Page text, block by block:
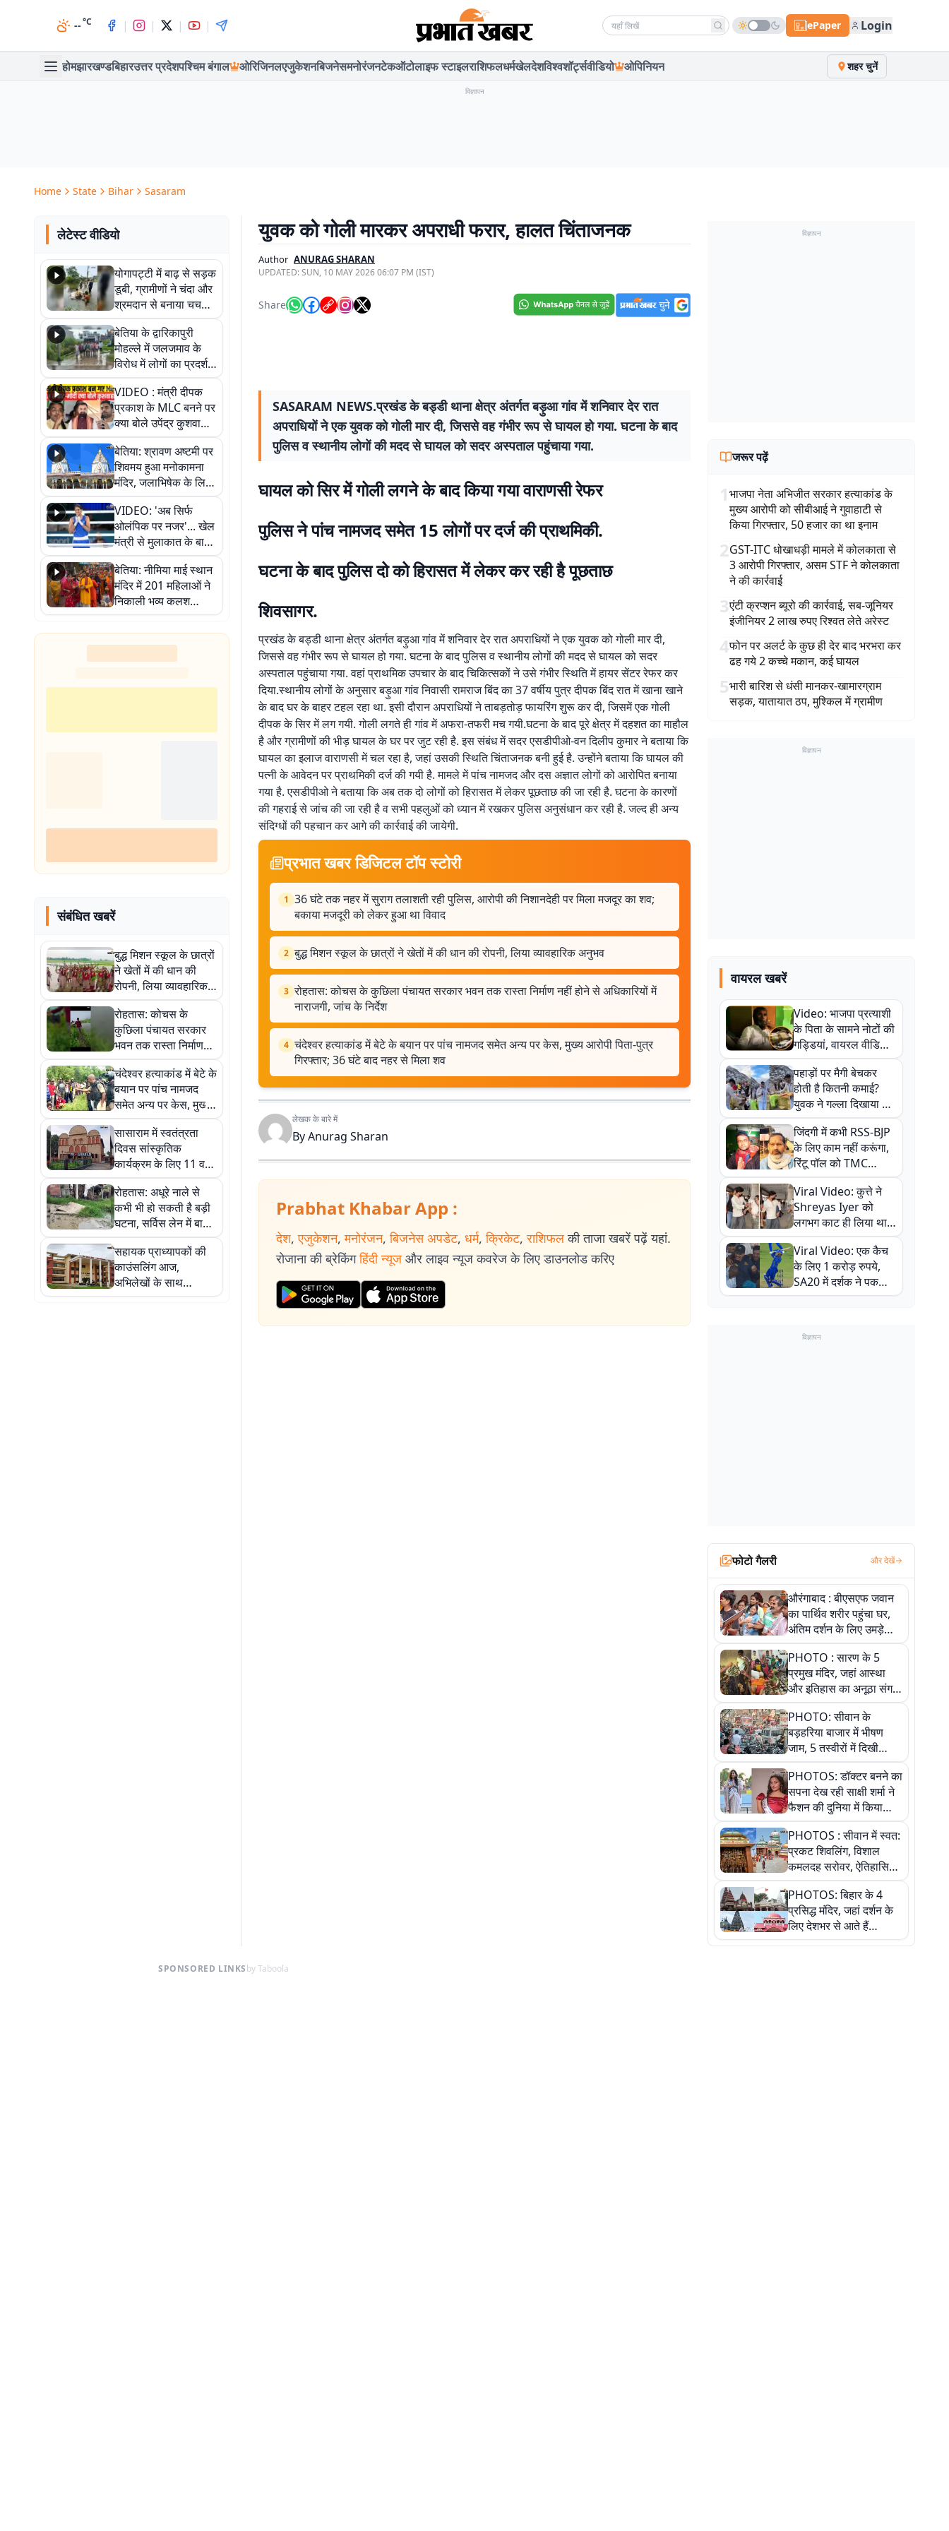
--°C | | | | Search news ePaper Login
होमझारखण्डबिहारउत्तर प्रदेशपश्चिम बंगाल ओरिजिनलएजुकेशनबिजनेसमनोरंजनटेकऑटोलाइफ स्टाइलराशिफलधर्मखेलदेशविश्वशॉर्ट्सवीडियो ओपिनियन शहर चुनें
विज्ञापन
Home State Bihar Sasaram
लेटेस्ट वीडियो
योगापट्टी में बाढ़ से सड़क
डूबी, ग्रामीणों ने चंदा और
श्रमदान से बनाया चचरी
पुल
बेतिया के द्वारिकापुरी
मोहल्ले में जलजमाव के
विरोध में लोगों का प्रदर्शन,
स्थायी समाधान की मांग
VIDEO : मंत्री दीपक
प्रकाश के MLC बनने पर
क्या बोले उपेंद्र कुशवाहा,
सुनिए
बेतिया: श्रावण अष्टमी पर
शिवमय हुआ मनोकामना
मंदिर, जलाभिषेक के लिए
लगी लंबी कतारें
VIDEO: 'अब सिर्फ
ओलंपिक पर नजर'... खेल
मंत्री से मुलाकात के बाद
जैसमीन लंबोरिया का बड़ा
बयान
बेतिया: नीमिया माई स्थान
मंदिर में 201 महिलाओं ने
निकाली भव्य कलश
शोभायात्रा, शिवलिंग
प्राण-प्रतिष्ठा महोत्सव
शुरू
संबंधित खबरें
बुद्ध मिशन स्कूल के छात्रों
ने खेतों में की धान की
रोपनी, लिया व्यावहारिक
अनुभव
रोहतास: कोचस के
कुछिला पंचायत सरकार
भवन तक रास्ता निर्माण
नहीं होने से अधिकारियों में
नाराजगी, जांच के निर्देश
चंदेश्वर हत्याकांड में बेटे के
बयान पर पांच नामजद
समेत अन्य पर केस, मुख्य
आरोपी पिता-पुत्र
गिरफ्तार; 36 घंटे बाद
नहर से मिला शव
सासाराम में स्वतंत्रता
दिवस सांस्कृतिक
कार्यक्रम के लिए 11 व
12 अगस्त को होगा
ऑडिशन
रोहतास: अधूरे नाले से
कभी भी हो सकती है बड़ी
घटना, सर्विस लेन में बाहर
निकले सरिये बढ़ा रहे
हादसों का खतरा
सहायक प्राध्यापकों की
काउंसलिंग आज,
अभिलेखों के साथ
उपस्थित रहने का निर्देश
युवक को गोली मारकर अपराधी फरार, हालत चिंताजनक
Author ANURAG SHARAN
UPDATED:SUN, 10 MAY 2026 06:07 PM (IST)
Share
SASARAM NEWS.प्रखंड के बड्डी थाना क्षेत्र अंतर्गत बड़ुआ गांव में शनिवार देर रात
अपराधियों ने एक युवक को गोली मार दी, जिससे वह गंभीर रूप से घायल हो गया. घटना के बाद
पुलिस व स्थानीय लोगों की मदद से घायल को सदर अस्पताल पहुंचाया गया.
घायल को सिर में गोली लगने के बाद किया गया वाराणसी रेफर
पुलिस ने पांच नामजद समेत 15 लोगों पर दर्ज की प्राथमिकी.
घटना के बाद पुलिस दो को हिरासत में लेकर कर रही है पूछताछ
शिवसागर.
प्रखंड के बड्डी थाना क्षेत्र अंतर्गत बड़ुआ गांव में शनिवार देर रात अपराधियों ने एक युवक को गोली मार दी,
जिससे वह गंभीर रूप से घायल हो गया. घटना के बाद पुलिस व स्थानीय लोगों की मदद से घायल को सदर
अस्पताल पहुंचाया गया. वहां प्राथमिक उपचार के बाद चिकित्सकों ने उसे गंभीर स्थिति में हायर सेंटर रेफर कर
दिया.स्थानीय लोगों के अनुसार बड़ुआ गांव निवासी रामराज बिंद का 37 वर्षीय पुत्र दीपक बिंद रात में खाना खाने
के बाद घर के बाहर टहल रहा था. इसी दौरान अपराधियों ने ताबड़तोड़ फायरिंग शुरू कर दी, जिसमें एक गोली
दीपक के सिर में लग गयी. गोली लगते ही गांव में अफरा-तफरी मच गयी.घटना के बाद पूरे क्षेत्र में दहशत का माहौल
है और ग्रामीणों की भीड़ घायल के घर पर जुट रही है. इस संबंध में सदर एसडीपीओ-वन दिलीप कुमार ने बताया कि
घायल का इलाज वाराणसी में चल रहा है, जहां उसकी स्थिति चिंताजनक बनी हुई है. उन्होंने बताया कि घायल की
पत्नी के आवेदन पर प्राथमिकी दर्ज की गयी है. मामले में पांच नामजद और दस अज्ञात लोगों को आरोपित बनाया
गया है. एसडीपीओ ने बताया कि अब तक दो लोगों को हिरासत में लेकर पूछताछ की जा रही है. घटना के कारणों
की गहराई से जांच की जा रही है व सभी पहलुओं को ध्यान में रखकर पुलिस अनुसंधान कर रही है. जल्द ही अन्य
संदिग्धों की पहचान कर आगे की कार्रवाई की जायेगी.
प्रभात खबर डिजिटल टॉप स्टोरी
1 36 घंटे तक नहर में सुराग तलाशती रही पुलिस, आरोपी की निशानदेही पर मिला मजदूर का शव;
बकाया मजदूरी को लेकर हुआ था विवाद
2 बुद्ध मिशन स्कूल के छात्रों ने खेतों में की धान की रोपनी, लिया व्यावहारिक अनुभव
3 रोहतास: कोचस के कुछिला पंचायत सरकार भवन तक रास्ता निर्माण नहीं होने से अधिकारियों में
नाराजगी, जांच के निर्देश
4 चंदेश्वर हत्याकांड में बेटे के बयान पर पांच नामजद समेत अन्य पर केस, मुख्य आरोपी पिता-पुत्र
गिरफ्तार; 36 घंटे बाद नहर से मिला शव
लेखक के बारे में
ByAnurag Sharan
Prabhat Khabar App :
देश, एजुकेशन, मनोरंजन, बिजनेस अपडेट, धर्म, क्रिकेट, राशिफल की ताजा खबरें पढ़ें यहां.
रोजाना की ब्रेकिंग हिंदी न्यूज और लाइव न्यूज कवरेज के लिए डाउनलोड करिए
विज्ञापन
जरूर पढ़ें
1भाजपा नेता अभिजीत सरकार हत्याकांड के
मुख्य आरोपी को सीबीआई ने गुवाहाटी से
किया गिरफ्तार, 50 हजार का था इनाम
2GST-ITC धोखाधड़ी मामले में कोलकाता से
3 आरोपी गिरफ्तार, असम STF ने कोलकाता
ने की कार्रवाई
3एंटी क्रप्शन ब्यूरो की कार्रवाई, सब-जूनियर
इंजीनियर 2 लाख रुपए रिश्वत लेते अरेस्ट
4फोन पर अलर्ट के कुछ ही देर बाद भरभरा कर
ढह गये 2 कच्चे मकान, कई घायल
5भारी बारिश से धंसी मानकर-खामारग्राम
सड़क, यातायात ठप, मुश्किल में ग्रामीण
विज्ञापन
वायरल खबरें
Video: भाजपा प्रत्याशी
के पिता के सामने नोटों की
गड्डियां, वायरल वीडियो
से राजनीति में उबाल,
अजित महतो बोले- TMC
की गंदी चाल
पहाड़ों पर मैगी बेचकर
होती है कितनी कमाई?
युवक ने गल्ला दिखाया तो
नौकरी वालों के खड़े हो गए
कान
जिंदगी में कभी RSS-BJP
के लिए काम नहीं करूंगा,
रिंटू पॉल को TMC
ऑफिस में ले जाकर पीटा,
Video वायरल
Viral Video: कुत्ते ने
Shreyas Iyer को
लगभग काट ही लिया था,
न्यूजीलैंड सीरीज से पहले
बाल-बाल बचे
Viral Video: एक कैच
के लिए 1 करोड़ रुपये,
SA20 में दर्शक ने पकड़ा
एक हाथ से गजब का कैच
विज्ञापन
फोटो गैलरी और देखें
औरंगाबाद : बीएसएफ जवान
का पार्थिव शरीर पहुंचा घर,
अंतिम दर्शन के लिए उमड़े
लोग
PHOTO : सारण के 5
प्रमुख मंदिर, जहां आस्था
और इतिहास का अनूठा संगम,
तस्वीरों में जानिए
PHOTO: सीवान के
बड़हरिया बाजार में भीषण
जाम, 5 तस्वीरों में दिखी
अव्यवस्था
PHOTOS: डॉक्टर बनने का
सपना देख रही साक्षी शर्मा ने
फैशन की दुनिया में किया
कमाल,जानिए बेगूसराय की
बेटी ने कैसे दी अपने सपनों
को उड़ान
PHOTOS : सीवान में स्वत:
प्रकट शिवलिंग, विशाल
कमलदह सरोवर, ऐतिहासिक
महेंद्रनाथ मंदिर और घंटाघर
की कहानी, तस्वीरों में देखिए
PHOTOS: बिहार के 4
प्रसिद्ध मंदिर, जहां दर्शन के
लिए देशभर से आते हैं
श्रद्धालु, जानिए इनकी
SPONSORED LINKSby Taboola